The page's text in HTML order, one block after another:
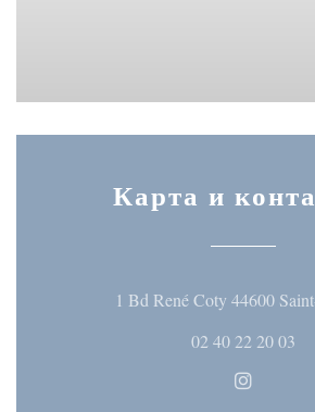
Карта и
1 Bd René Coty 44600
02 40 22 20 03